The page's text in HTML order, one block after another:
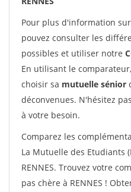
Pour plus d'information
pouvez consulter les
possibles et utiliser notre
En utilisant le
choisir sa mutuelle sénior
déconvenues. N'hésitez
à votre besoin.
Comparez les
La Mutuelle des Etudiants
RENNES. Trouvez votre
pas chère à RENNES !